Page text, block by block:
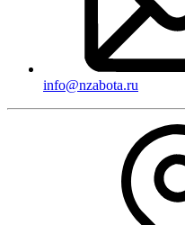
info@nzabota.ru